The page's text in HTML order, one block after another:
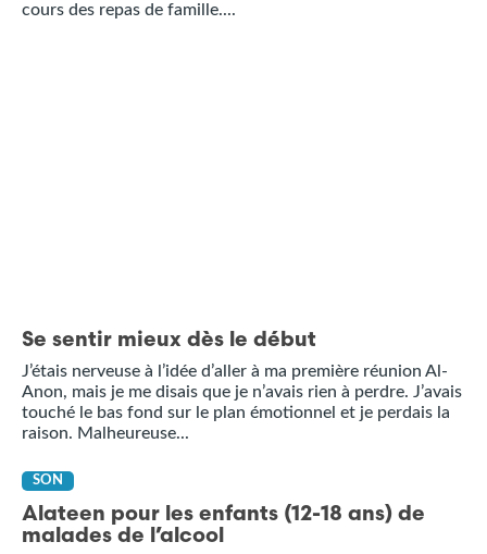
cours des repas de famille....
Se sentir mieux dès le début
J’étais nerveuse à l’idée d’aller à ma première réunion Al-
Anon, mais je me disais que je n’avais rien à perdre. J’avais
touché le bas fond sur le plan émotionnel et je perdais la
raison. Malheureuse...
SON
Alateen pour les enfants (12-18 ans) de
malades de l’alcool